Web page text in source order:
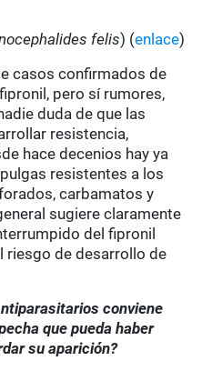
felis) (enlace)
casos confirmados de
pero sí rumores,
duda de que las
resistencia,
hace decenios hay ya
resistentes a los
carbamatos y
sugiere claramente
del fipronil
riesgo de desarrollo de
conviene
que pueda haber
su aparición?